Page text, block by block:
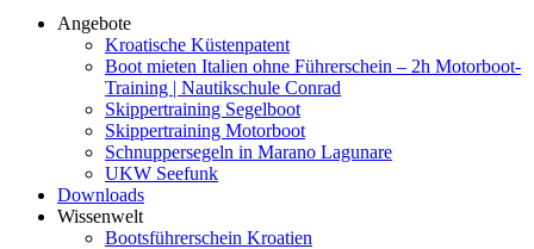
Angebote
Kroatische Küstenpatent
Boot mieten Italien ohne Führerschein – 2h Motorboot-
Training | Nautikschule Conrad
Skippertraining Segelboot
Skippertraining Motorboot
Schnuppersegeln in Marano Lagunare
UKW Seefunk
Downloads
Wissenwelt
Bootsführerschein Kroatien